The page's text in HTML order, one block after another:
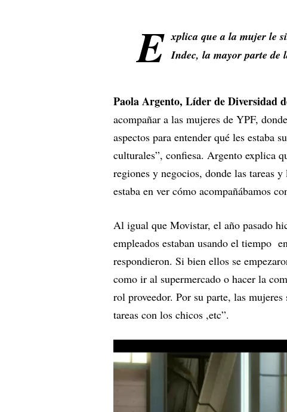
E xplica que a la mujer le
Indec, la mayor parte de
Paola Argento, Líder de Diversidad
acompañar a las mujeres de YPF,
aspectos para entender qué les estaba
culturales”, confiesa. Argento explica
regiones y negocios, donde las tareas
estaba en ver cómo acompañábamos
Al igual que Movistar, el año pasado
empleados estaban usando el tiempo
respondieron. Si bien ellos se
como ir al supermercado o hacer la
rol proveedor. Por su parte, las
tareas con los chicos ,etc”.